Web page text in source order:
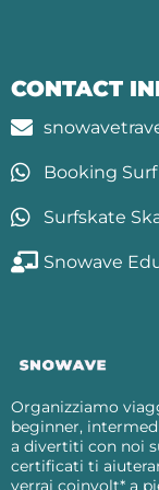
CONTACT
Booking
Surfskate
Snowave
Organizziamo
beginner,
a divertiti con noi
certificati ti